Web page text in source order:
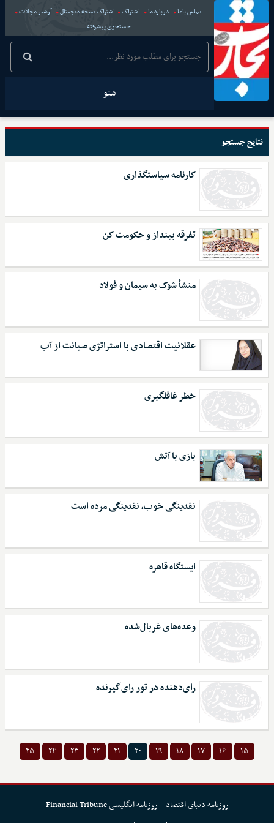
تماس باما درباره ما اشتراک اشتراک نسخه دیجیتال
آرشیو مجلات
جستجوی پیشرفته
منو
نتایج جستجو
کارنامه سیاستگذاری
تفرقه بینداز و حکومت کن
منشأ شوک به سیمان و فولاد
عقلانیت اقتصادی با استراتژی صیانت از آب
خطر غافلگیری
بازی با آتش
نقدینگی خوب، نقدینگی مرده است
ایستگاه قاهره
وعده‌های غربال‌شده
رای‌دهنده در تور رای‌گیرنده
۱۵ ۱۶ ۱۷ ۱۸ ۱۹ ۲۰ ۲۱ ۲۲ ۲۳ ۲۴ ۲۵
روزنامه دنیای اقتصاد
روزنامه انگلیسی Financial Tribune